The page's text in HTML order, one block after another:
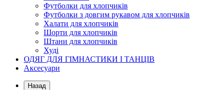
Футболки для хлопчиків
Футболки з довгим рукавом для хлопчиків
Халати для хлопчиків
Шорти для хлопчиків
Штани для хлопчиків
Худі
ОДЯГ ДЛЯ ГІМНАСТИКИ І ТАНЦІВ
Аксесуари
Назад